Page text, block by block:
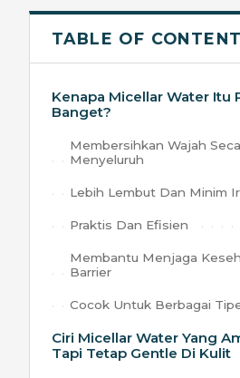
TABLE OF
Kenapa Micellar Water Itu
Banget?
Membersihkan Wajah
Menyeluruh
Lebih Lembut Dan Minim
Praktis Dan Efisien
Membantu Menjaga
Barrier
Cocok Untuk Berbagai
Ciri Micellar Water Yang
Tapi Tetap Gentle Di Kulit